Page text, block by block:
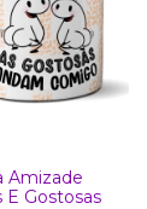
Amizade
E Gostosas